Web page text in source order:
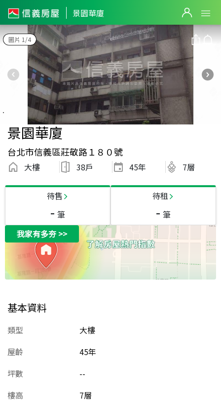
景園華廈
圖片 1/4
景園華廈
台北市信義區莊敬路１８０號
大樓 38戶 45年 7層
待售
- 筆
待租
- 筆
我家有多夯>>
基本資料
類型
大樓
屋齡
45年
坪數
--
樓高
7層